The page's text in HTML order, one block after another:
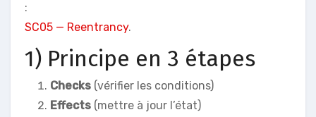
:
SC05 — Reentrancy.
1) Principe en 3 étapes
Checks (vérifier les conditions)
Effects (mettre à jour l’état)